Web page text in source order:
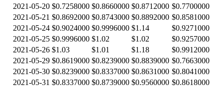
2021-05-20 $0.7258000 $0.8660000 $0.8712000 $0.7700000
2021-05-21 $0.8692000 $0.8743000 $0.8892000 $0.8581000
2021-05-24 $0.9024000 $0.9996000 $1.14
$0.9271000
2021-05-25 $0.9996000 $1.02 $1.02
$0.9257000
2021-05-26 $1.03 $1.01 $1.18
$0.9912000
2021-05-29 $0.8619000 $0.8239000 $0.8839000 $0.7663000
2021-05-30 $0.8239000 $0.8337000 $0.8631000 $0.8041000
2021-05-31 $0.8337000 $0.8739000 $0.9560000 $0.8618000